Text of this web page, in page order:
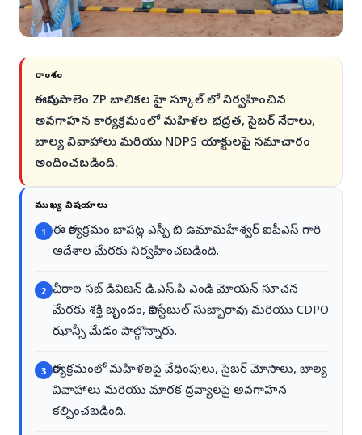
సారాంశం
ఈపురుపాలెం ZP బాలికల హై స్కూల్ లో నిర్వహించిన
అవగాహన కార్యక్రమంలో మహిళల భద్రత, సైబర్ నేరాలు,
బాల్య వివాహాలు మరియు NDPS యాక్టులపై సమాచారం
అందించబడింది.
ముఖ్య విషయాలు
1 ఈ కార్యక్రమం బాపట్ల ఎస్పీ బి ఉమామహేశ్వర్ ఐపీఎస్ గారి
ఆదేశాల మేరకు నిర్వహించబడింది.
2 చీరాల సబ్ డివిజన్ డి.ఎస్.పి ఎండి మోయన్ సూచన
మేరకు శక్తి బృందం, కానిస్టేబుల్ సుబ్బారావు మరియు CDPO
ఝాన్సీ మేడం పాల్గొన్నారు.
3 కార్య‌క్ర‌మంలో మహిళలపై వేధింపులు, సైబర్ మోసాలు, బాల్య
వివాహాలు మరియు మారక ద్రవ్యాలపై అవగాహన
కల్పించబడింది.